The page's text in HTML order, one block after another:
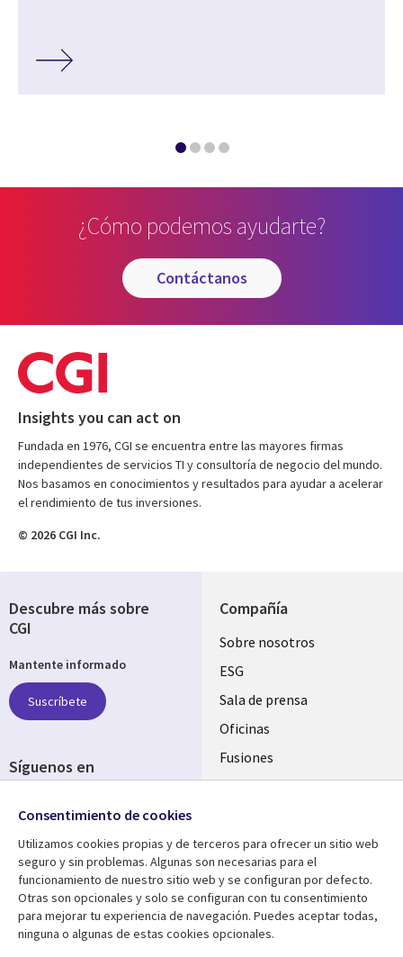
¿Cómo podemos ayudarte?
contáctanos
Insights you can act on
Fundada en 1976, CGI se encuentra entre las mayores firmas
independientes de servicios TI y consultoría de negocio del mundo.
Nos basamos en conocimientos y resultados para ayudar a acelerar
el rendimiento de tus inversiones.
© 2026 CGI Inc.
Compañía
Useful
links
SPAIN
Sobre nosotros
ESG
Sala de prensa
Oficinas
Fusiones
Inversores
Centro de Recursos
Library
Links
Artículos
Blogs
Ayuda
Legal
SPAIN
Aviso Legal
Política de Privacidad
Descubre más sobre
CGI
Mantente informado
Suscríbete
Síguenos en
Media
SPAIN
Consentimiento de cookies
Utilizamos cookies propias y de terceros para ofrecer un sitio web
seguro y sin problemas. Algunas son necesarias para el
funcionamiento de nuestro sitio web y se configuran por defecto.
Otras son opcionales y solo se configuran con tu consentimiento
para mejorar tu experiencia de navegación. Puedes aceptar todas,
ninguna o algunas de estas cookies opcionales.